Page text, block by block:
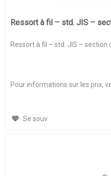
Ressort à fil – std. JIS –
Ressort à fil – std. JIS – section
Pour informations sur les prix,
Se souv.